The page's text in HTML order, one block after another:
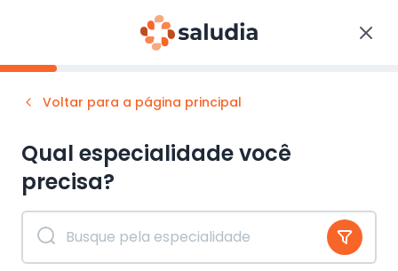
Voltar para a página principal
Qual especialidade você
precisa?